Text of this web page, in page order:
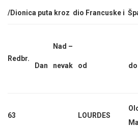
/Dionica puta kroz dio Francuske i
Redbr.
Dan
Nad –
nevak od do
63 LOURDES